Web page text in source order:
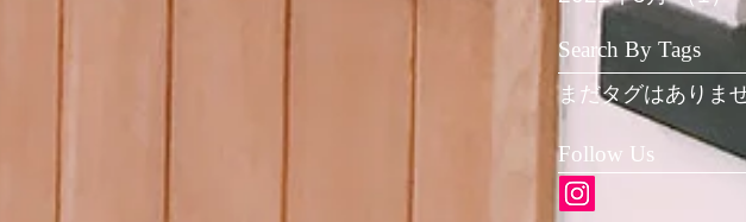
Search By Tags
まだタグはありま
Follow Us